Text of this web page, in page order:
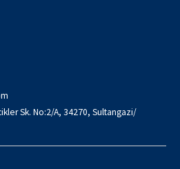
Sk. No:2/A, 34270, Sultangazi/